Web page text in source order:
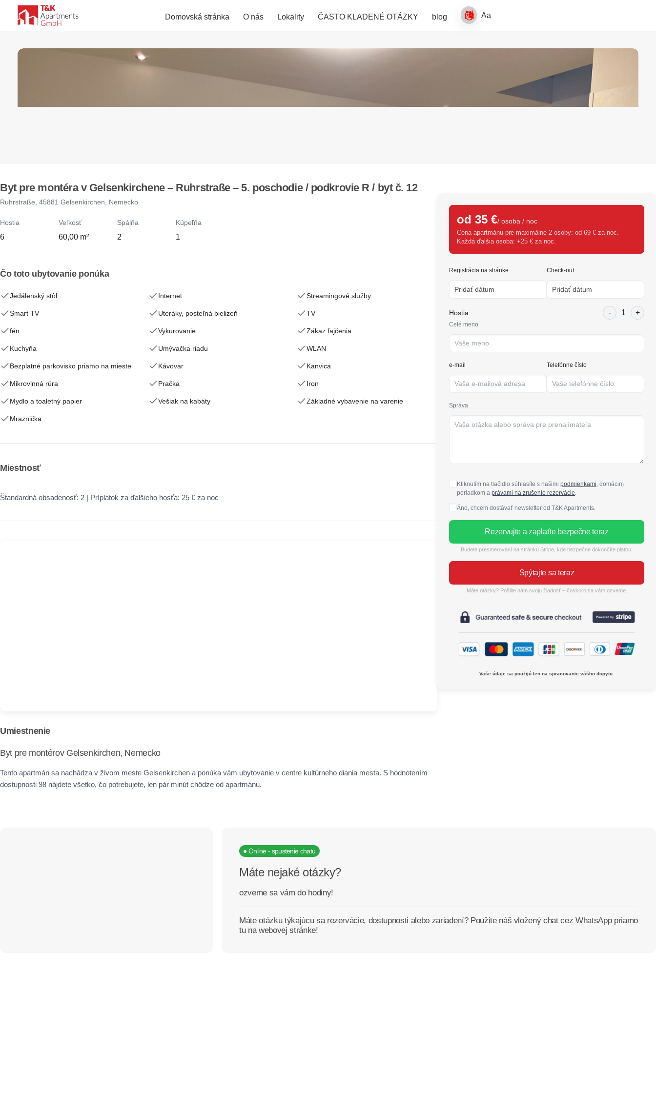
Domovská stránka O nás Lokality ČASTO KLADENÉ OTÁZKY blog Aa
Byt pre montéra v Gelsenkirchene – Ruhrstraße – 5. poschodie / podkrovie R / byt č. 12
Ruhrstraße, 45881 Gelsenkirchen, Nemecko
Hostia
6
Veľkosť
60,00 m²
Spálňa
2
Kúpeľňa
1
Čo toto ubytovanie ponúka
Jedálenský stôl Internet Streamingové služby
Smart TV Uteráky, posteľná bielizeň TV
fén Vykurovanie Zákaz fajčenia
Kuchyňa Umývačka riadu WLAN
Bezplatné parkovisko priamo na mieste Kávovar Kanvica
Mikrovlnná rúra Pračka Iron
Mydlo a toaletný papier Vešiak na kabáty Základné vybavenie na varenie
Mraznička
Miestnosť
Štandardná obsadenosť: 2 | Príplatok za ďalšieho hosťa: 25 € za noc
Umiestnenie
Byt pre montérov Gelsenkirchen, Nemecko
Tento apartmán sa nachádza v živom meste Gelsenkirchen a ponúka vám ubytovanie v centre kultúrneho diania mesta. S hodnotením
dostupnosti 98 nájdete všetko, čo potrebujete, len pár minút chôdze od apartmánu.
od 35 €/ osoba / noc
Cena apartmánu pre maximálne 2 osoby: od 69 € za noc.
Každá ďalšia osoba: +25 € za noc.
Registrácia na stránke Check-out
Hostia - 1 +
Celé meno
e-mail Telefónne číslo
Správa
Kliknutím na tlačidlo súhlasíte s našimi podmienkami, domácim
poriadkom a právami na zrušenie rezervácie.
Áno, chcem dostávať newsletter od T&K Apartments.
Rezervujte a zaplaťte bezpečne teraz
Budete presmerovaní na stránku Stripe, kde bezpečne dokončíte platbu.
Spýtajte sa teraz
Máte otázky? Pošlite nám svoju žiadosť – čoskoro sa vám ozveme.
Vaše údaje sa použijú len na spracovanie vášho dopytu.
● Online - spustenie chatu
Máte nejaké otázky?
ozveme sa vám do hodiny!
Máte otázku týkajúcu sa rezervácie, dostupnosti alebo zariadení? Použite náš vložený chat cez WhatsApp priamo
tu na webovej stránke!